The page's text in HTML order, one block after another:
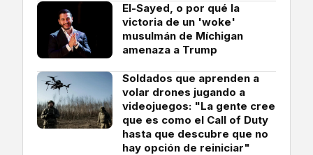
El-Sayed, o por qué la
victoria de un 'woke'
musulmán de Míchigan
amenaza a Trump
Soldados que aprenden a
volar drones jugando a
videojuegos: "La gente cree
que es como el Call of Duty
hasta que descubre que no
hay opción de reiniciar"